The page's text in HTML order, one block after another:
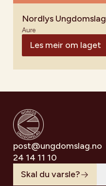
Nordlys Ungdomslag
Aure
Les meir om laget
post@ungdomslag.no
24 14 11 10
Skal du varsle?